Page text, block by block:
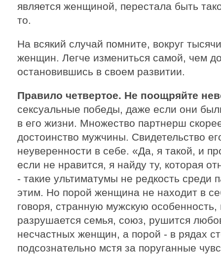
является женщиной, перестала быть
то.
На всякий случай помните, вокруг
женщин. Легче измениться самой, чем
остановившись в своем развитии.
Правило четвертое. Не поощряйте
сексуальные победы, даже если они
в его жизни. Множество партнерш
достоинство мужчины. Свидетельство
неуверенности в себе. «Да, я такой, и
если не нравится, я найду ту, которая
- такие ультиматумы не редкость среди
этим. Но порой женщина не находит в
говоря, странную мужскую особенность,
разрушается семья, союз, рушится
несчастных женщин, а порой - в рядах
подсознательно мстя за поруганные